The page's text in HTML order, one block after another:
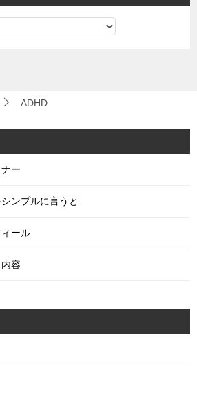
ADHD
ー
ンプルに言うと
ール
容